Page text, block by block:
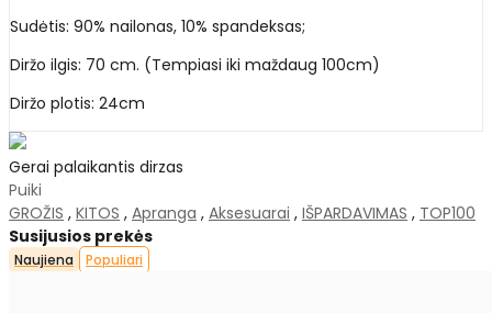
Sudėtis: 90% nailonas, 10% spandeksas;
Diržo ilgis: 70 cm. (Tempiasi iki maždaug 100cm)
Diržo plotis: 24cm
Gerai palaikantis dirzas
Puiki
GROŽIS , KITOS , Apranga , Aksesuarai , IŠPARDAVIMAS , TOP100
Susijusios prekės
Naujiena Populiari